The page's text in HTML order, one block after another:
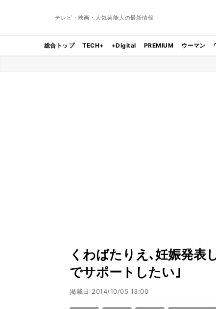
テレビ・映画・人気芸能人の最新情報
総合トップ TECH+ +Digital PREMIUM ウーマン
くわばたりえ､妊娠発表
でサポートしたい｣
掲載日 2014/10/05 13:00